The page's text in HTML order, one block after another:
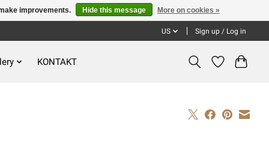
US Sign up / Log in
KONTAKT
improvements. Hide this message More on cookies »